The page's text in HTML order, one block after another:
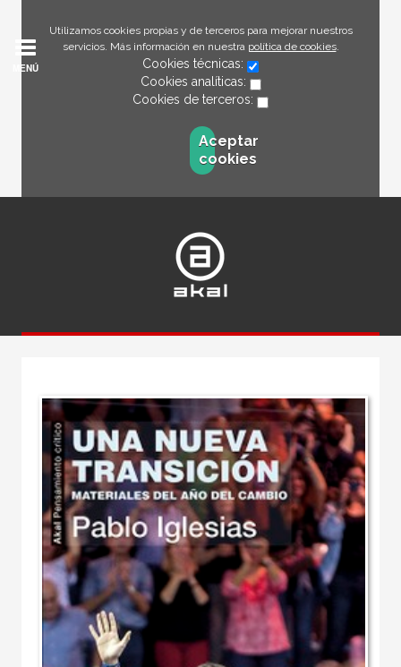
Utilizamos cookies propias y de terceros para mejorar nuestros
servicios. Más información en nuestra política de cookies.
Cookies técnicas:
Cookies analíticas:
Cookies de terceros:
Aceptar
cookies
MENÚ